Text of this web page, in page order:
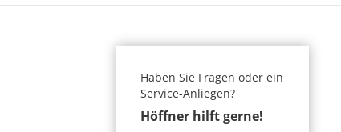
Haben Sie Fragen oder ein
Service-Anliegen?
Höffner hilft gerne!